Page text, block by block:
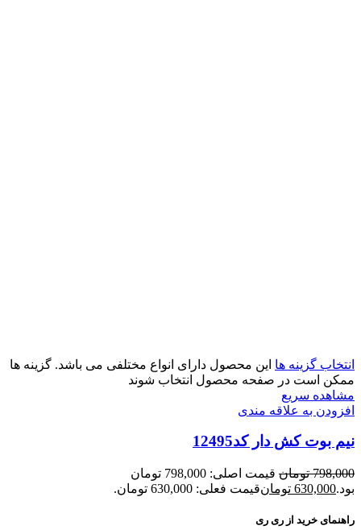
انتخاب گزینه ها این محصول دارای انواع مختلفی می باشد. گزینه ها
ممکن است در صفحه محصول انتخاب شوند
مشاهده سریع
افزودن به علاقه مندی
نیم بوت کش دار کد12495
798,000 تومان
قیمت اصلی: 798,000 تومان
بود.630,000 تومانقیمت فعلی: 630,000 تومان.
راهنمای خرید از ری ری